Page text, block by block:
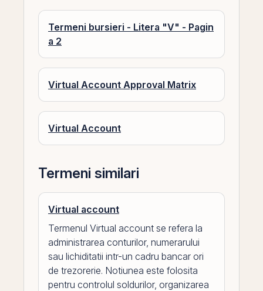
Termeni bursieri - Litera "V" - Pagin
a 2
Virtual Account Approval Matrix
Virtual Account
Termeni similari
Virtual account
Termenul Virtual account se refera la
administrarea conturilor, numerarului
sau lichiditatii intr-un cadru bancar ori
de trezorerie. Notiunea este folosita
pentru controlul soldurilor, organizarea